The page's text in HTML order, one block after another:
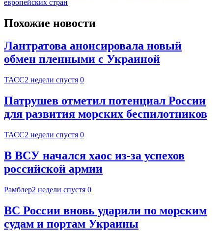
европейских стран
Похожие новости
Лантратова анонсировала новый
обмен пленными с Украиной
ТАСС2 недели спустя 0
Патрушев отметил потенциал России
для развития морских беспилотников
ТАСС2 недели спустя 0
В ВСУ начался хаос из-за успехов
российской армии
Рамблер2 недели спустя 0
ВС России вновь ударили по морским
судам и портам Украины